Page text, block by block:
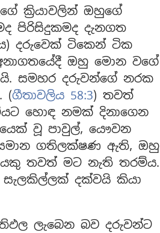
ක්‍රියාවලින් ඔහුගේ
පිරිසිදුකමද දැනගත
දරුවෙක් ටිකෙන් ටික
ඔහු මොන වගේ
සමහර දරුවන්ගේ නරක
(ගීතාවලිය 58:3) තවත්
හොඳ නමක් දිනාගෙන
වූ පාවුල්, යෞවන
සමාන ගතිලක්ෂණ ඇති, ඔහු
තවත් මට නැති තරම්ය.
දක්වයි කියා
ලැබෙන බව දරුවන්ට